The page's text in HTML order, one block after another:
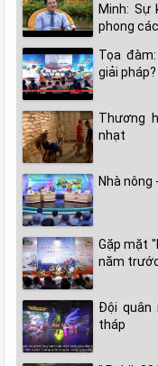
Minh:
phong
Tọa
giải pháp?
Thương
nhạt
Nhà nông
Gặp mặt
năm
Đội quân
tháp